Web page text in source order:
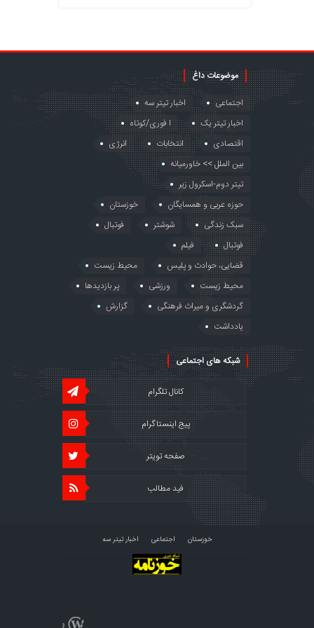
موضوعات داغ
اجتماعی
اخبار تیتر سه
اخبار تیتر یک
ا فوری/کوتاه
اقتصادی
انتخابات
انرژی
بین الملل >> خاورمیانه
تیتر دوم-اسکرول زیر
حوزه عربی و همسایگان
خوزستان
سبک زندگی
شوشتر
فوتبال
فوتبال
فیلم
قضایی، حوادث و پلیس
محیط زیست
محیط زیست
ورزشی
پر بازدیدها
گردشگری و میراث فرهنگی
گزارش
یادداشت
شبکه های اجتماعی
کانال تلگرام
پیج اینستاگرام
صفحه تویتر
فید مطالب
خوزستان اجتماعی اخبار تیتر سه